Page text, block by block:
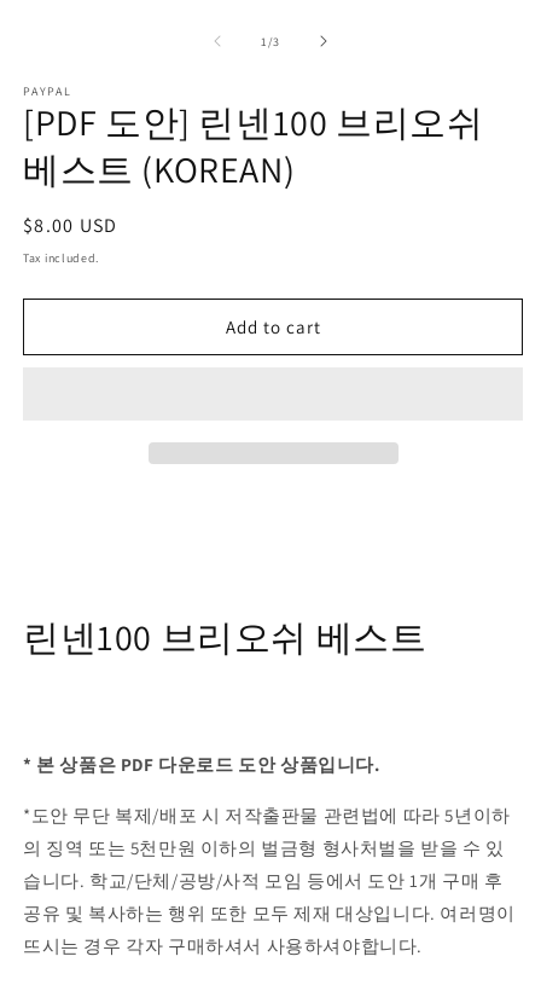
1/of
3
PAYPAL
[PDF 도안] 린넨100 브리오쉬
베스트 (KOREAN)
Regular
price
$8.00 USD
Tax included.
Add to cart
린넨100 브리오쉬 베스트
* 본 상품은 PDF 다운로드 도안 상품입니다.
*도안 무단 복제/배포 시 저작출판물 관련법에 따라 5년이하
의 징역 또는 5천만원 이하의 벌금형 형사처벌을 받을 수 있
습니다. 학교/단체/공방/사적 모임 등에서 도안 1개 구매 후
공유 및 복사하는 행위 또한 모두 제재 대상입니다. 여러명이
뜨시는 경우 각자 구매하셔서 사용하셔야합니다.